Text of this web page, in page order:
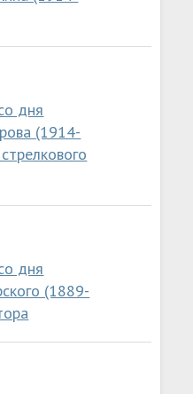
дня
(1914-
дня
(1889-